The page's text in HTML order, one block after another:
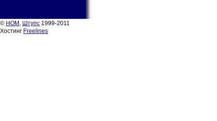
© НОМ , Штупс 1999-2011
Хостинг Freelines